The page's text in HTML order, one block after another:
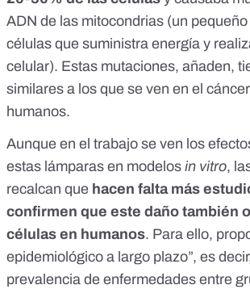
ADN de las mitocondrias (un
células que suministra energía y
celular). Estas mutaciones, añaden,
similares a los que se ven en el
humanos.
Aunque en el trabajo se ven los
estas lámparas en modelos in vitro,
recalcan que hacen falta más
confirmen que este daño también
células en humanos. Para ello,
epidemiológico a largo plazo”, es
prevalencia de enfermedades entre